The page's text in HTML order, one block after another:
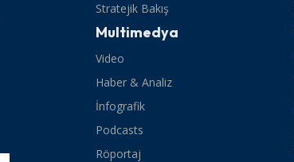
Stratejik Bakış
Multimedya
Video
Haber & Analiz
İnfografik
Podcasts
Röportaj